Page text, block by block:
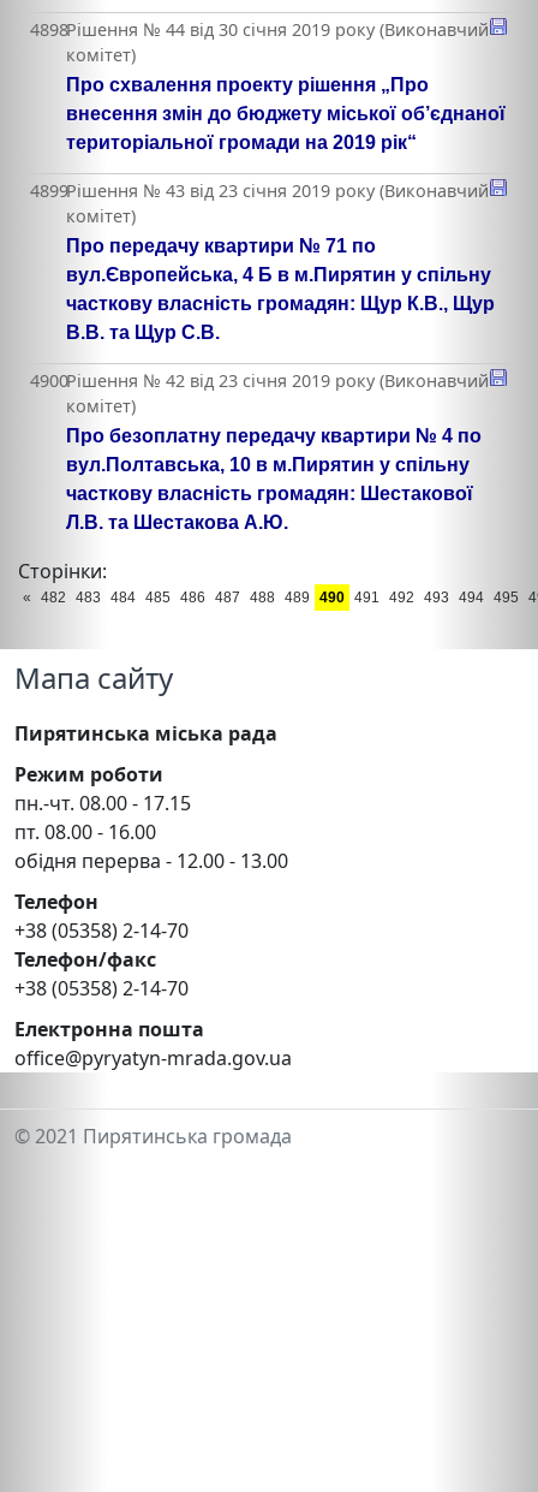
4898Рішення № 44 від 30 січня 2019 року (Виконавчий
комітет)
Про схвалення проекту рішення „Про
внесення змін до бюджету міської об’єднаної
територіальної громади на 2019 рік“
4899Рішення № 43 від 23 січня 2019 року (Виконавчий
комітет)
Про передачу квартири № 71 по
вул.Європейська, 4 Б в м.Пирятин у спільну
часткову власність громадян: Щур К.В., Щур
В.В. та Щур С.В.
4900Рішення № 42 від 23 січня 2019 року (Виконавчий
комітет)
Про безоплатну передачу квартири № 4 по
вул.Полтавська, 10 в м.Пирятин у спільну
часткову власність громадян: Шестакової
Л.В. та Шестакова А.Ю.
Сторінки:
« 482 483 484 485 486 487 488 489 490 491 492 493 494 495
Мапа сайту
Пирятинська міська рада
Режим роботи
пн.-чт. 08.00 - 17.15
пт. 08.00 - 16.00
обідня перерва - 12.00 - 13.00
Телефон
+38 (05358) 2-14-70
Телефон/факс
+38 (05358) 2-14-70
Електронна пошта
office@pyryatyn-mrada.gov.ua
© 2021 Пирятинська громада